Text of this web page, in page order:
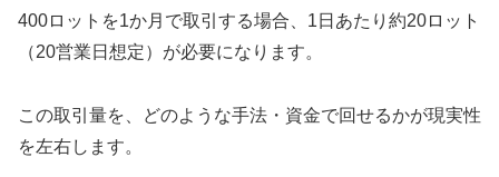
400ロットを1か月で取引する場合、1日あたり約20ロット
（20営業日想定）が必要になります。
この取引量を、どのような手法・資金で回せるかが現実性
を左右します。